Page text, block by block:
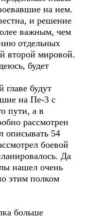
на нем.
и решение
важным, чем
отдельных
второй мировой.
будет
главе будут
на Пе-3 с
пути, а в
рассмотрен
описывать 54
боевой
Да
нашел очень
этим полком
больше